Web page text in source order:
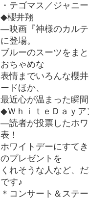
・テゴマス／ジャニ
◆櫻井翔
―映画『神様のカル
に登場。
ブルーのスーツをま
おちゃめな
表情までいろんな櫻
ードほか、
最近心が温まった瞬
◆ＷｈｉｔｅＤａｙア
―読者が投票したホ
表！
ホワイトデーにすて
のプレゼントを
くれそうな人など、
です♪
＊コンサート＆ステ